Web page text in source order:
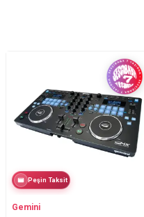
Peşin Taksit
Gemini